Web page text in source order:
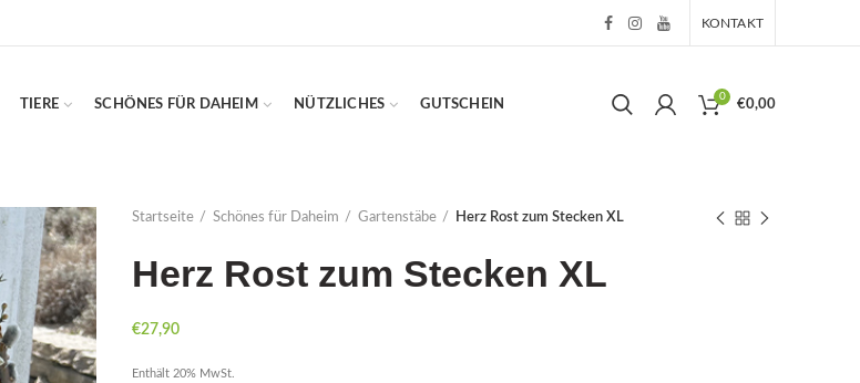
KONTAKT
TIERE SCHÖNES FÜR DAHEIM NÜTZLICHES GUTSCHEIN
0
€0,00
Startseite Schönes für Daheim Gartenstäbe Herz Rost zum Stecken XL
Herz Rost zum Stecken XL
€27,90
Enthält 20% MwSt.